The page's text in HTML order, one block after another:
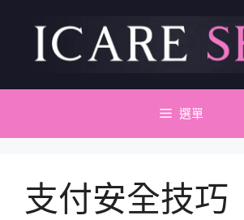
內
選單
支付安全技巧